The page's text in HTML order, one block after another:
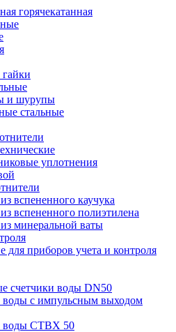
горячекатанная
и шурупы
стальные
уплотнения
вспененного каучука
вспененного полиэтилена
минеральной ваты
приборов учета и контроля
счетчики воды DN50
воды с импульсным выходом
воды СТВХ 50